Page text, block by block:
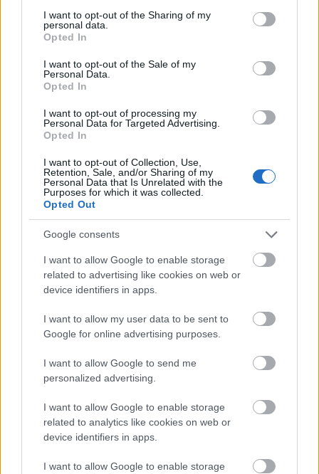
not limited to your visit or usage behaviour. You may click to
grant or deny consent to Google and its third-party tags to
use your data for below specified purposes in below Google
consent section.
I want to opt-out of the Sharing of my
personal data.
Opted In
I want to opt-out of the Sale of my
Personal Data.
Opted In
I want to opt-out of processing my
Personal Data for Targeted Advertising.
Opted In
I want to opt-out of Collection, Use,
Retention, Sale, and/or Sharing of my
Personal Data that Is Unrelated with the
Purposes for which it was collected.
Opted Out
Google consents
I want to allow Google to enable storage
related to advertising like cookies on web or
device identifiers in apps.
I want to allow my user data to be sent to
Google for online advertising purposes.
I want to allow Google to send me
personalized advertising.
I want to allow Google to enable storage
related to analytics like cookies on web or
device identifiers in apps.
I want to allow Google to enable storage
HE-DO BKK KM Építő Kft. Főmterv Mérnöki Tervező Zrt.
felüljárón
A tartós nyári hőség jelentős kihívás elé állítja a KM Építőt,
ennek ellenére folyamatosan halad az aszfaltozás.
Paks II.: Mit jelent az 5. blokk új
árnyékában?
Elkészült a Liszt Ferenc repülőtér
közelében lévő logisztikai bázis út- és
közműhálózatának fejlesztése